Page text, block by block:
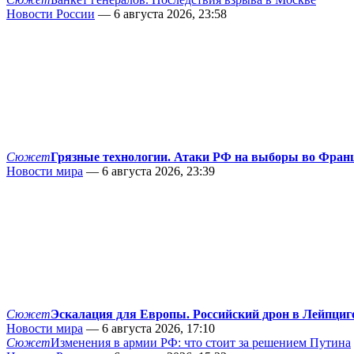
Новости России — 6 августа 2026, 23:58
СюжетГрязные технологии. Атаки РФ на выборы во
Новости мира — 6 августа 2026, 23:39
СюжетЭскалация для Европы. Российский дрон в
Новости мира — 6 августа 2026, 17:10
СюжетИзменения в армии РФ: что стоит за решением Путина